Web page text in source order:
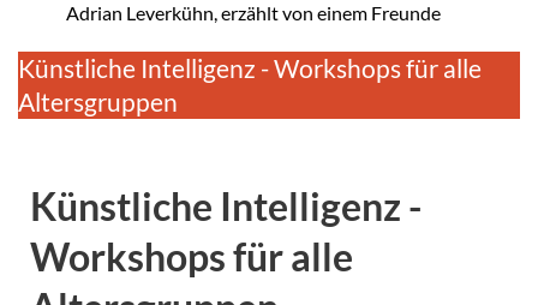
Adrian Leverkühn, erzählt von einem Freunde
Künstliche Intelligenz - Workshops für alle
Altersgruppen
Künstliche Intelligenz -
Workshops für alle